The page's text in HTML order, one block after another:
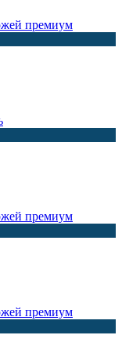
премиум
премиум
премиум